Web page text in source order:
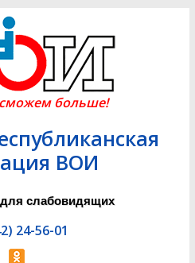
больше!
ВОИ
слабовидящих
24-56-01